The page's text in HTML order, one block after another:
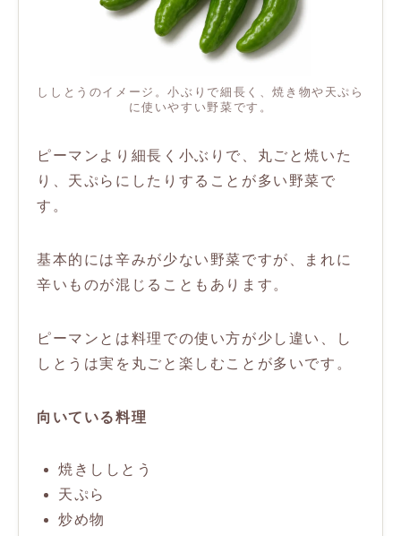
ししとうのイメージ。小ぶりで細長く、焼き物や天ぷら
に使いやすい野菜です。
ピーマンより細長く小ぶりで、丸ごと焼いた
り、天ぷらにしたりすることが多い野菜で
す。
基本的には辛みが少ない野菜ですが、まれに
辛いものが混じることもあります。
ピーマンとは料理での使い方が少し違い、し
しとうは実を丸ごと楽しむことが多いです。
向いている料理
焼きししとう
天ぷら
炒め物